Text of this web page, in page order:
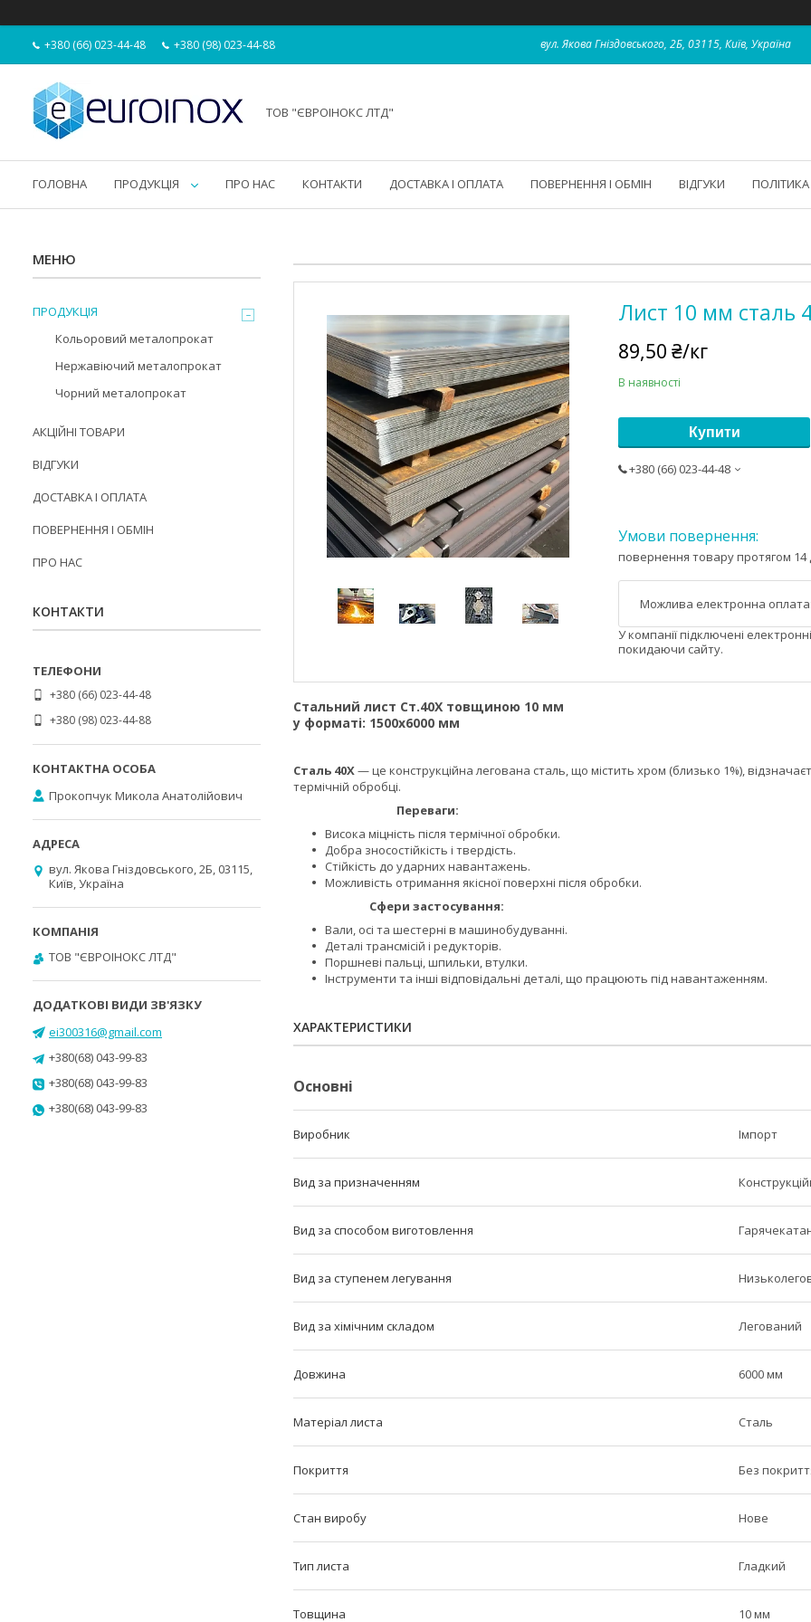
+380 (66) 023-44-48 +380 (98) 023-44-88 вул. Якова Гніздовського, 2Б, 03115, Київ, Україна
ТОВ "ЄВРОІНОКС ЛТД"
ГОЛОВНА ПРОДУКЦІЯ ПРО НАС КОНТАКТИ ДОСТАВКА І ОПЛАТА ПОВЕРНЕННЯ І ОБМІН ВІДГУКИ
Лист 10 мм сталь
89,50 ₴/кг
В наявності
Купити
+380 (66) 023-44-48
повернення товару протягом 14
У компанії підключені
покидаючи сайту.
Стальний лист Ст.40Х товщиною 10 мм
у форматі: 1500х6000 мм
Сталь 40Х— це конструкційна легована сталь, що містить хром (близько 1%),
термічній обробці.
Переваги:
Висока міцність після термічної обробки.
Добра зносостійкість і твердість.
Стійкість до ударних навантажень.
Можливість отримання якісної поверхні після обробки.
Сфери застосування:
Вали, осі та шестерні в машинобудуванні.
Деталі трансмісій і редукторів.
Поршневі пальці, шпильки, втулки.
Інструменти та інші відповідальні деталі, що працюють під навантаженням.
ХАРАКТЕРИСТИКИ
Основні
Виробник Імпорт
Вид за призначенням
Вид за способом виготовлення
Вид за ступенем легування
Вид за хімічним складом Легований
Довжина 6000 мм
Матеріал листа Сталь
Покриття Без
Стан виробу Нове
Тип листа Гладкий
Товщина 10 мм
ПРОДУКЦІЯ
Кольоровий металопрокат
Нержавіючий металопрокат
Чорний металопрокат
АКЦІЙНІ ТОВАРИ
ВІДГУКИ
ДОСТАВКА І ОПЛАТА
ПОВЕРНЕННЯ І ОБМІН
ПРО НАС
КОНТАКТИ
+380 (66) 023-44-48
+380 (98) 023-44-88
Прокопчук Микола Анатолійович
вул. Якова Гніздовського, 2Б, 03115,
Київ, Україна
ТОВ "ЄВРОІНОКС ЛТД"
ei300316@gmail.com
+380(68) 043-99-83
+380(68) 043-99-83
+380(68) 043-99-83